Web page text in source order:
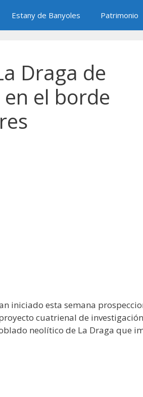
Estany de Banyoles Patrimonio
Draga de
el borde
iniciado esta semana
cuatrienal de
neolítico de La Draga que